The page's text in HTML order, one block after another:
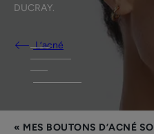
DUCRAY.
L’acné
« MES BOUTONS D’ACNÉ